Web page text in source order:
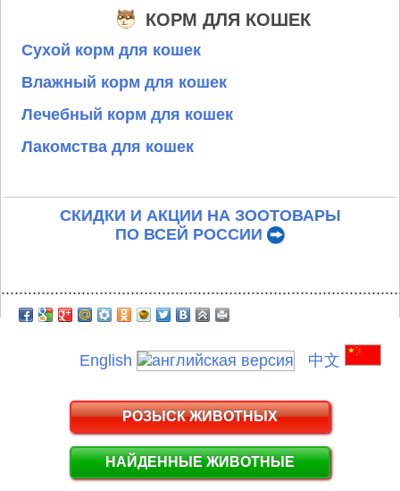
КОРМ ДЛЯ КОШЕК
Сухой корм для кошек
Влажный корм для кошек
Лечебный корм для кошек
Лакомства для кошек
СКИДКИ И АКЦИИ НА ЗООТОВАРЫ
ПО ВСЕЙ РОССИИ
English 中文
РОЗЫСК ЖИВОТНЫХ
НАЙДЕННЫЕ ЖИВОТНЫЕ